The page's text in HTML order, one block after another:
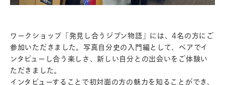
ワークショップ「発見し合うジブン物語」には、4名の方にご
参加いただきました。写真自分史の入門編として、ペアでイ
ンタビューし合う楽しさ、新しい自分との出会いをご体験い
ただきました。
インタビューすることで初対面の方の魅力を知ることができ、